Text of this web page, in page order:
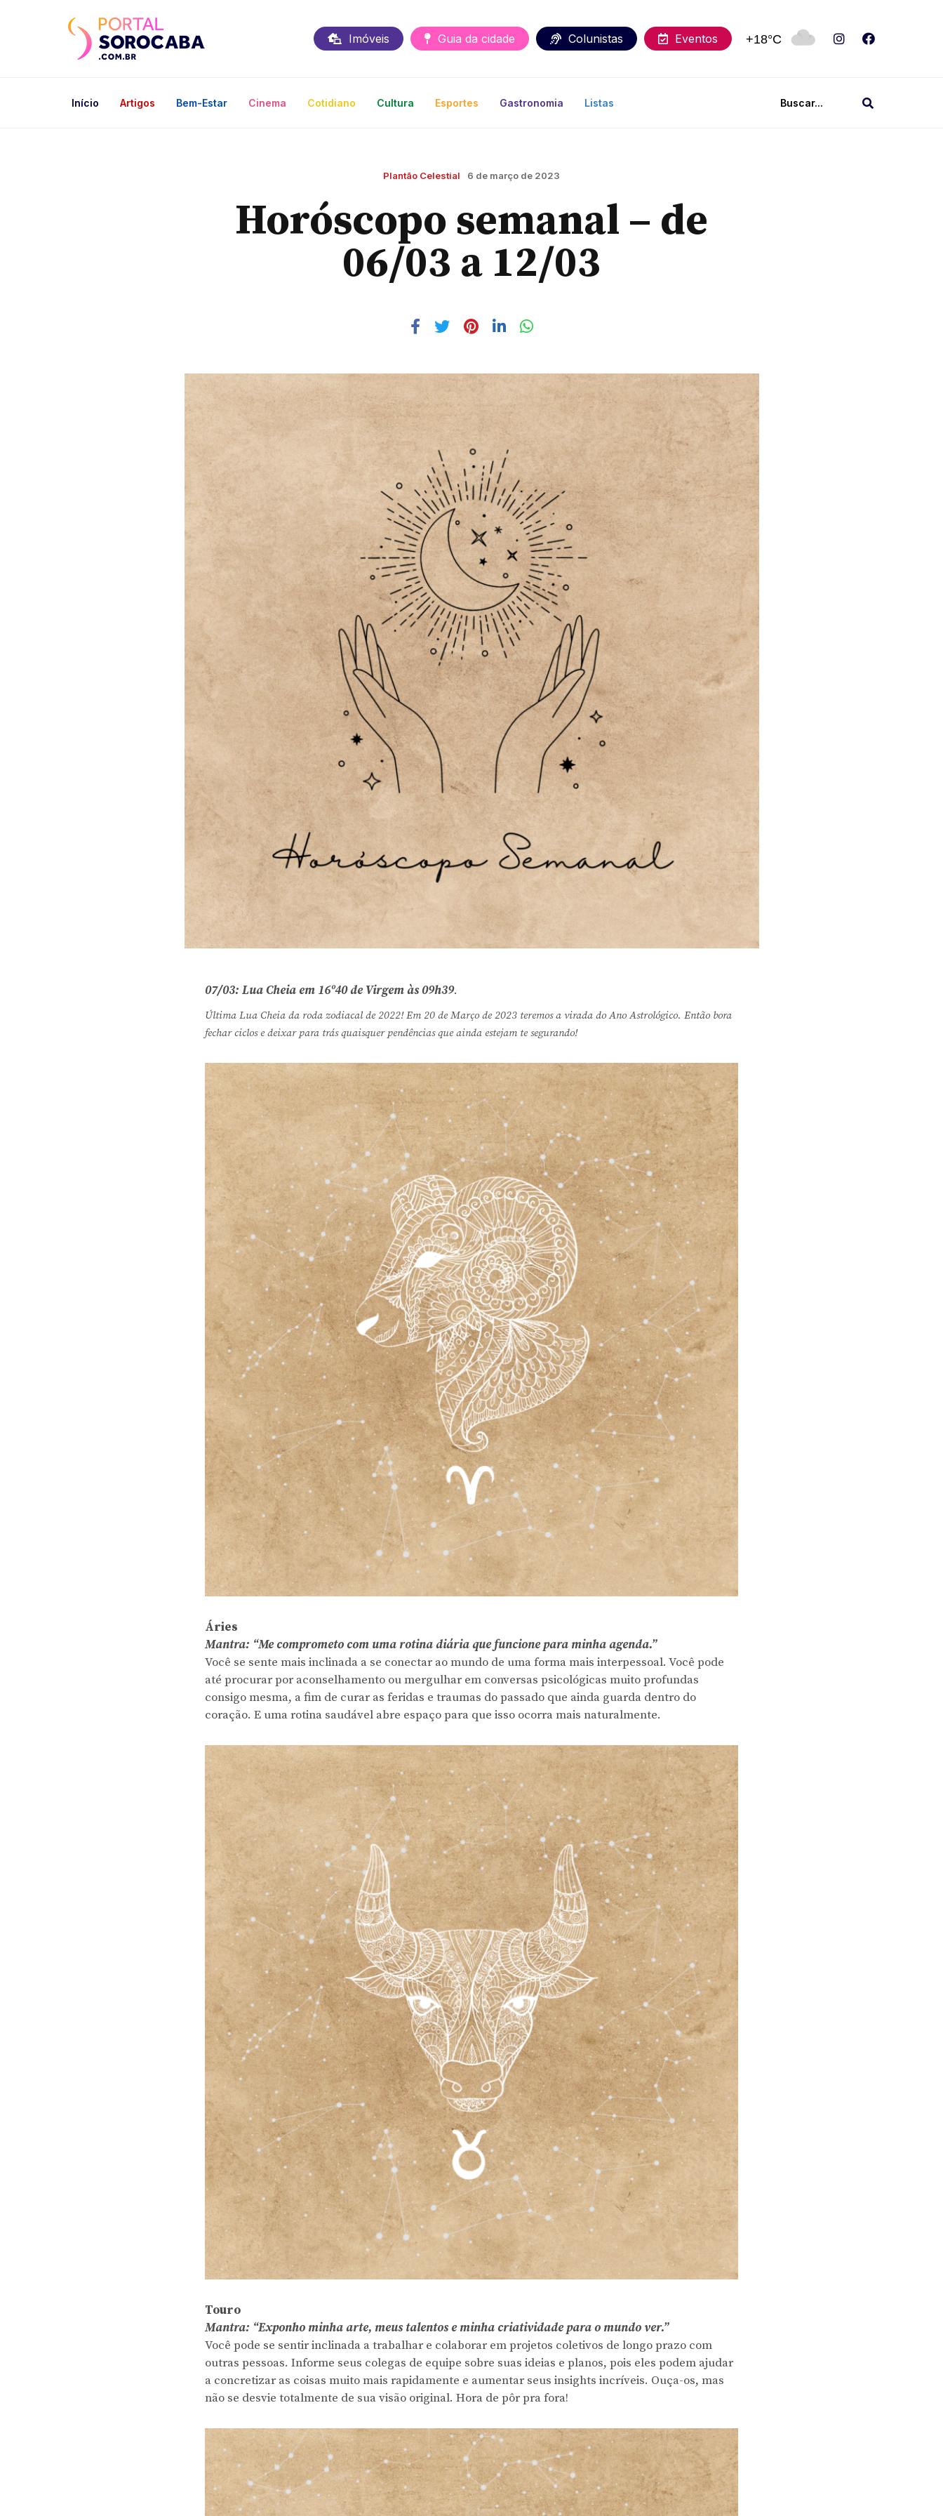
Imóveis Guia da cidade Colunistas Eventos +18°C
Início Artigos Bem-Estar Cinema Cotidiano Cultura Esportes Gastronomia Listas
Plantão Celestial 6 de março de 2023
Horóscopo semanal – de
06/03 a 12/03
07/03: Lua Cheia em 16º40 de Virgem às 09h39.
Última Lua Cheia da roda zodiacal de 2022! Em 20 de Março de 2023 teremos a virada do Ano Astrológico. Então bora
fechar ciclos e deixar para trás quaisquer pendências que ainda estejam te segurando!
Áries
Mantra: “Me comprometo com uma rotina diária que funcione para minha agenda.”
Você se sente mais inclinada a se conectar ao mundo de uma forma mais interpessoal. Você pode
até procurar por aconselhamento ou mergulhar em conversas psicológicas muito profundas
consigo mesma, a fim de curar as feridas e traumas do passado que ainda guarda dentro do
coração. E uma rotina saudável abre espaço para que isso ocorra mais naturalmente.
Touro
Mantra: “Exponho minha arte, meus talentos e minha criatividade para o mundo ver.”
Você pode se sentir inclinada a trabalhar e colaborar em projetos coletivos de longo prazo com
outras pessoas. Informe seus colegas de equipe sobre suas ideias e planos, pois eles podem ajudar
a concretizar as coisas muito mais rapidamente e aumentar seus insights incríveis. Ouça-os, mas
não se desvie totalmente de sua visão original. Hora de pôr pra fora!